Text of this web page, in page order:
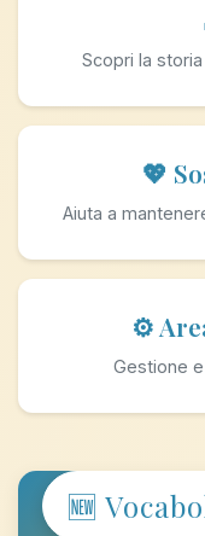
Scopri la
💖
Aiuta a
⚙️
Gestione
🆕